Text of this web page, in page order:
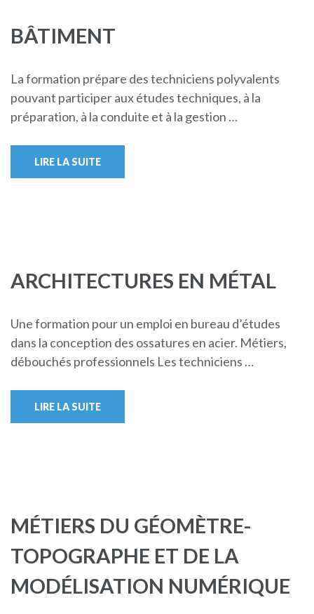
BÂTIMENT
La formation prépare des techniciens polyvalents
pouvant participer aux études techniques, à la
préparation, à la conduite et à la gestion …
LIRE LA SUITE
ARCHITECTURES EN MÉTAL
Une formation pour un emploi en bureau d’études
dans la conception des ossatures en acier. Métiers,
débouchés professionnels Les techniciens …
LIRE LA SUITE
MÉTIERS DU GÉOMÈTRE-
TOPOGRAPHE ET DE LA
MODÉLISATION NUMÉRIQUE